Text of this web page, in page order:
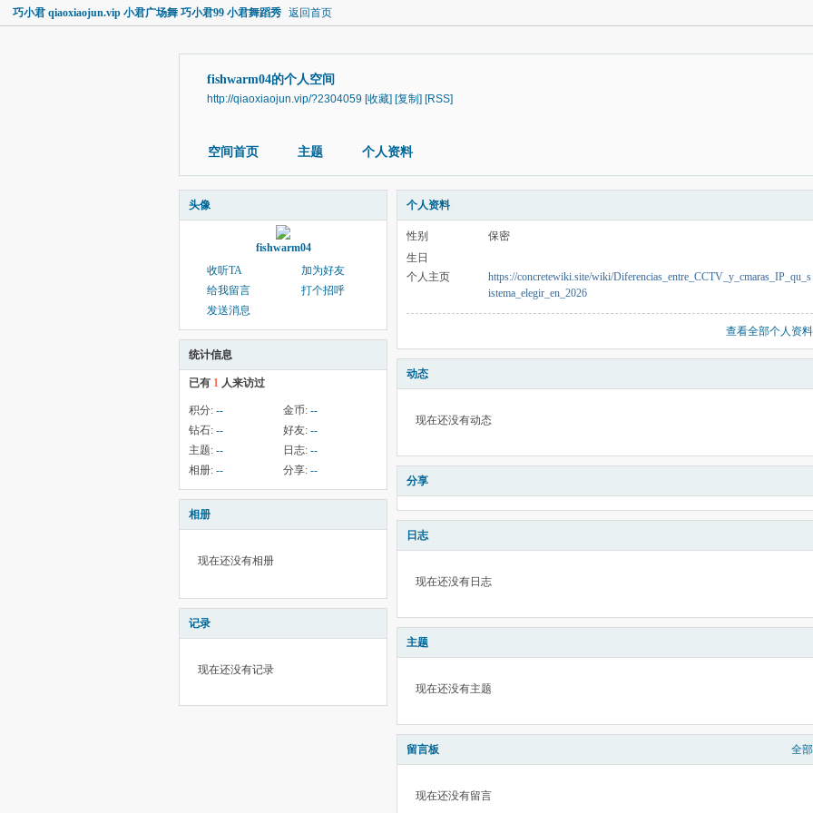
巧小君 qiaoxiaojun.vip 小君广场舞 巧小君99 小君舞蹈秀 返回首页
fishwarm04的个人空间
http://qiaoxiaojun.vip/?2304059 [收藏] [复制] [RSS]
空间首页 主题 个人资料
头像
fishwarm04
收听TA
加为好友
给我留言
打个招呼
发送消息
统计信息
已有 1 人来访过
积分: -- 金币: --
钻石: -- 好友: --
主题: -- 日志: --
相册: -- 分享: --
相册
现在还没有相册
记录
现在还没有记录
个人资料
性别
保密
生日
个人主页
https://concretewiki.site/wiki/Diferencias_entre_CCTV_y_cmaras_IP_qu_s
istema_elegir_en_2026
查看全部个人资料
动态
现在还没有动态
分享
日志
现在还没有日志
主题
现在还没有主题
留言板 全部
现在还没有留言